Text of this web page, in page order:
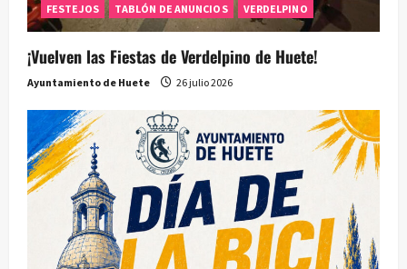
FESTEJOS TABLÓN DE ANUNCIOS VERDELPINO
¡Vuelven las Fiestas de Verdelpino de Huete!
Ayuntamiento de Huete 26 julio 2026